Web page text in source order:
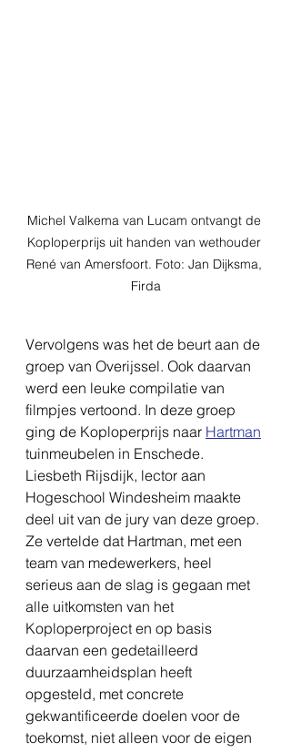
Michel Valkema van Lucam ontvangt de
Koploperprijs uit handen van wethouder
René van Amersfoort. Foto: Jan Dijksma,
Firda
Vervolgens was het de beurt aan de
groep van Overijssel. Ook daarvan
werd een leuke compilatie van
filmpjes vertoond. In deze groep
ging de Koploperprijs naar Hartman
tuinmeubelen in Enschede.
Liesbeth Rijsdijk, lector aan
Hogeschool Windesheim maakte
deel uit van de jury van deze groep.
Ze vertelde dat Hartman, met een
team van medewerkers, heel
serieus aan de slag is gegaan met
alle uitkomsten van het
Koploperproject en op basis
daarvan een gedetailleerd
duurzaamheidsplan heeft
opgesteld, met concrete
gekwantificeerde doelen voor de
toekomst, niet alleen voor de eigen